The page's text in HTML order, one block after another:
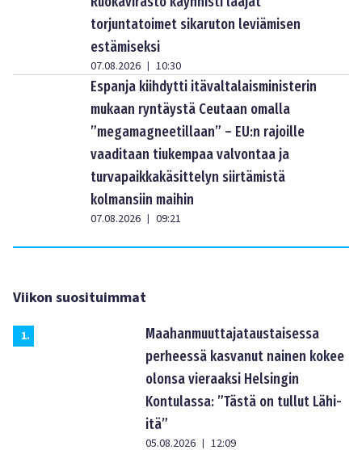
torjuntatoimet sikaruton leviämisen
estämiseksi
07.08.2026 | 10:30
Espanja kiihdytti itävaltalaisministerin
mukaan ryntäystä Ceutaan omalla
”megamagneetillaan” – EU:n rajoille
vaaditaan tiukempaa valvontaa ja
turvapaikkakäsittelyn siirtämistä
kolmansiin maihin
07.08.2026 | 09:21
Viikon suosituimmat
1.
Maahanmuuttajataustaisessa
perheessä kasvanut nainen kokee
olonsa vieraaksi Helsingin
Kontulassa: ”Tästä on tullut Lähi-
itä”
05.08.2026 | 12:09